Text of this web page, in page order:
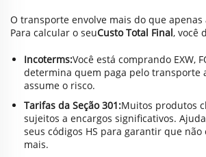
O transporte envolve mais do que apenas
Para calcular o seuCusto Total Final, você
Incoterms:Você está comprando EXW,
determina quem paga pelo transporte
assume o risco.
Tarifas da Seção 301:Muitos produtos
sujeitos a encargos significativos.
seus códigos HS para garantir que não
mais.